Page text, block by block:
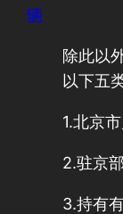
辆
除此以
以下五
1.北京
2.驻京
3.持有